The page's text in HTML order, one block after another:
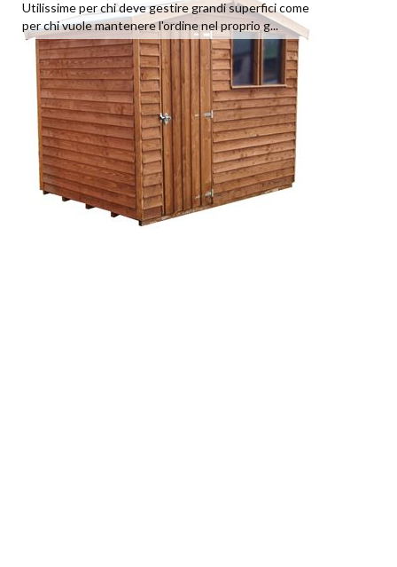
Utilissime per chi deve gestire grandi superfici come
per chi vuole mantenere l'ordine nel proprio g...